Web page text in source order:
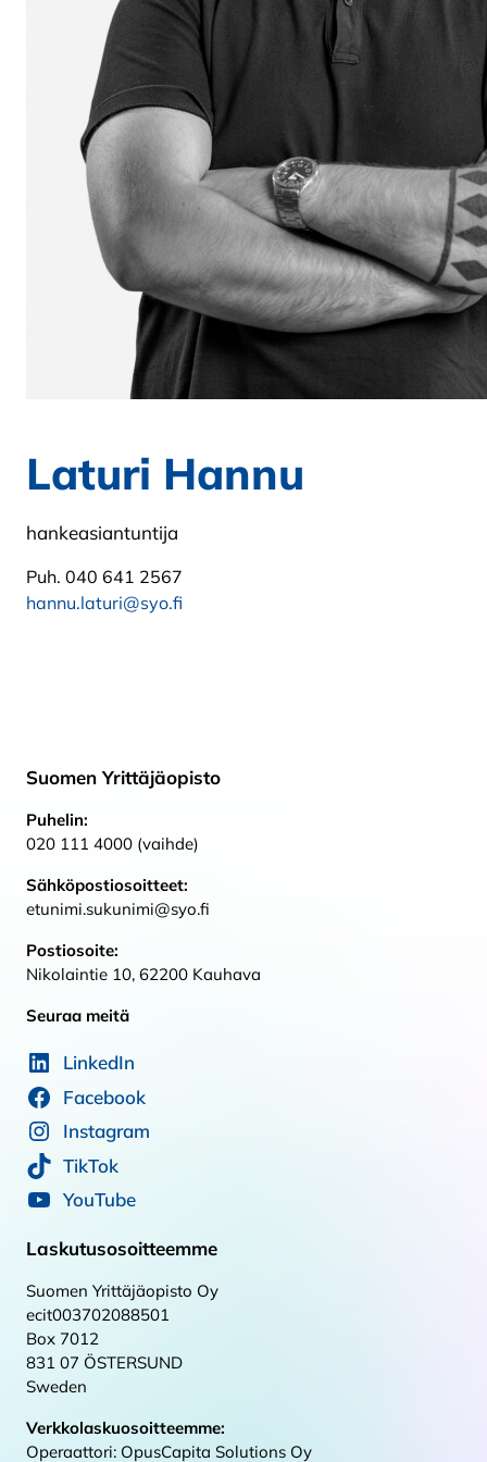
Laturi Hannu
hankeasiantuntija
Puh. 040 641 2567
hannu.laturi@syo.fi
Suomen Yrittäjäopisto
Puhelin:
020 111 4000 (vaihde)
Sähköpostiosoitteet:
etunimi.sukunimi@syo.fi
Postiosoite:
Nikolaintie 10, 62200 Kauhava
Seuraa meitä
LinkedIn
Facebook
Instagram
TikTok
YouTube
Laskutusosoitteemme
Suomen Yrittäjäopisto Oy
ecit003702088501
Box 7012
831 07 ÖSTERSUND
Sweden
Verkkolaskuosoitteemme:
Operaattori: OpusCapita Solutions Oy